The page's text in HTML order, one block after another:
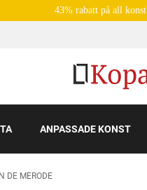
43% rabatt på all konst
ANPASSADE KONST
DE MERODE